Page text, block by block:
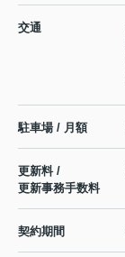
交通
駐車場 / 月額
更新料 /
更新事務手数料
契約期間